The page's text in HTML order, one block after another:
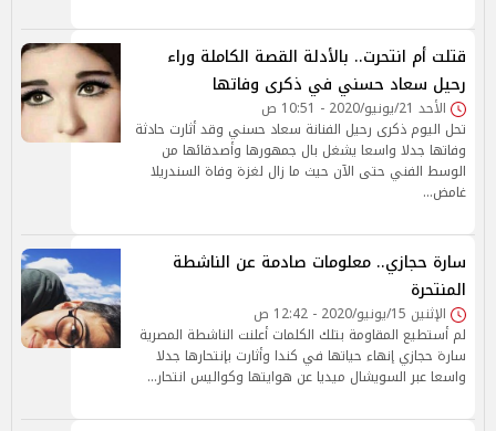
قتلت أم انتحرت.. بالأدلة القصة الكاملة وراء
رحيل سعاد حسني في ذكرى وفاتها
الأحد 21/يونيو/2020 - 10:51 ص
تحل اليوم ذكرى رحيل الفنانة سعاد حسني وقد أثارت حادثة
وفاتها جدلا واسعا يشغل بال جمهورها وأصدقائها من
الوسط الفني حتى الآن حيث ما زال لغزة وفاة السندريلا
غامض…
سارة حجازي.. معلومات صادمة عن الناشطة
المنتحرة
الإثنين 15/يونيو/2020 - 12:42 ص
لم أستطيع المقاومة بتلك الكلمات أعلنت الناشطة المصرية
سارة حجازي إنهاء حياتها في كندا وأثارت بإنتحارها جدلا
واسعا عبر السويشال ميديا عن هوايتها وكواليس انتحار…